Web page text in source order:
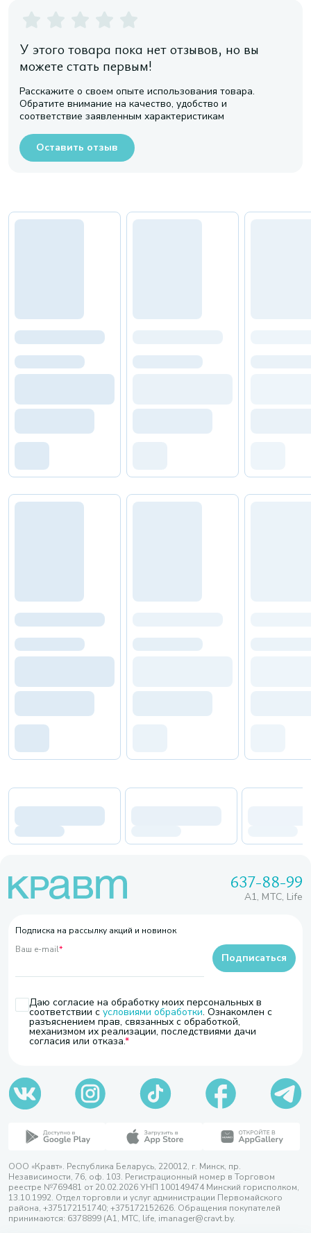
У этого товара пока нет отзывов, но вы
можете стать первым!
Расскажите о своем опыте использования товара.
Обратите внимание на качество, удобство и
соответствие заявленным характеристикам
Оставить отзыв
637-88-99
A1, МТС, Life
Подписка на рассылку акций и новинок
Ваш e-mail*
Даю согласие на обработку моих персональных в
соответствии с условиями обработки. Ознакомлен с
разъяснением прав, связанных с обработкой,
механизмом их реализации, последствиями дачи
согласия или отказа.
Подписаться
ООО «Кравт». Республика Беларусь, 220012, г. Минск, пр.
Независимости, 76, оф. 103. Регистрационный номер в Торговом
реестре №769481 от 20.02.2026 УНП 100149474 Минский горисполком,
13.10.1992. Отдел торговли и услуг администрации Первомайского
района, +375172151740; +375172152626. Обращения покупателей
принимаются: 6378899 (А1, МТС, life, imanager@cravt.by.